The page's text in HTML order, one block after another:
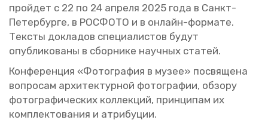
прой­дет с 22 по 24 ап­ре­ля 2025 года в Санкт-
Пе­тер­бур­ге, в РОС­ФО­ТО и в он­лайн-фор­ма­те.
Тек­сты до­кла­дов спе­ци­а­ли­стов будут
опуб­ли­ко­ва­ны в сбор­ни­ке на­уч­ных ста­тей.
Кон­фе­рен­ция «Фо­то­гра­фия в музее» по­свя­ще­на
во­про­сам ар­хи­тек­тур­ной фо­то­гра­фии, об­зо­ру
фо­то­гра­фи­че­ских кол­лек­ций, прин­ци­пам их
ком­плек­то­ва­ния и ат­ри­бу­ции.